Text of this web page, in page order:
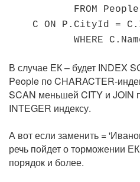
FROM People
C ON P.CityId =
WHERE
В случае ЕК – будет INDEX
People по CHARACTER-
SCAN меньшей CITY и JOIN
INTEGER индексу.
А вот если заменить =
речь пойдет о торможении
порядок и более.